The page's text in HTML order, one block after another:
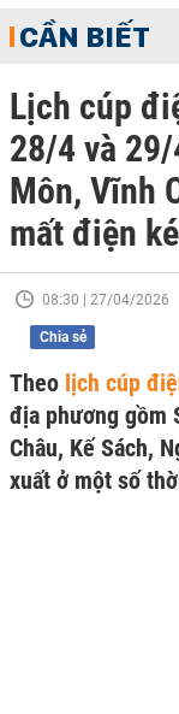
CẦN BIẾT
Lịch cúp
28/4 và 29/
Môn, Vĩnh
mất điện
08:30 | 27/04/2026
Chia sẻ
Theo lịch cúp
địa phương gồm
Châu, Kế Sách,
xuất ở một số